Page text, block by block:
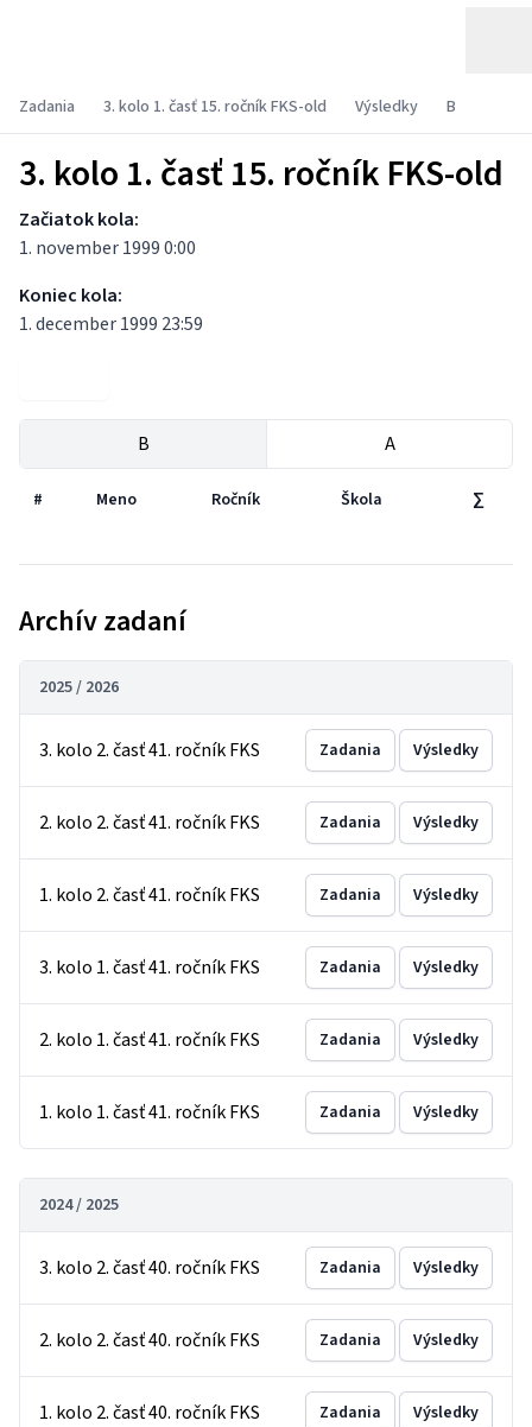
Zadania 3. kolo 1. časť 15. ročník FKS-old Výsledky B
3. kolo 1. časť 15. ročník FKS-old
Začiatok kola:
1. november 1999 0:00
Koniec kola:
1. december 1999 23:59
B A
# Meno Ročník Škola ∑
Archív zadaní
2025 / 2026
3. kolo 2. časť 41. ročník FKS Zadania Výsledky
2. kolo 2. časť 41. ročník FKS Zadania Výsledky
1. kolo 2. časť 41. ročník FKS Zadania Výsledky
3. kolo 1. časť 41. ročník FKS Zadania Výsledky
2. kolo 1. časť 41. ročník FKS Zadania Výsledky
1. kolo 1. časť 41. ročník FKS Zadania Výsledky
2024 / 2025
3. kolo 2. časť 40. ročník FKS Zadania Výsledky
2. kolo 2. časť 40. ročník FKS Zadania Výsledky
1. kolo 2. časť 40. ročník FKS Zadania Výsledky